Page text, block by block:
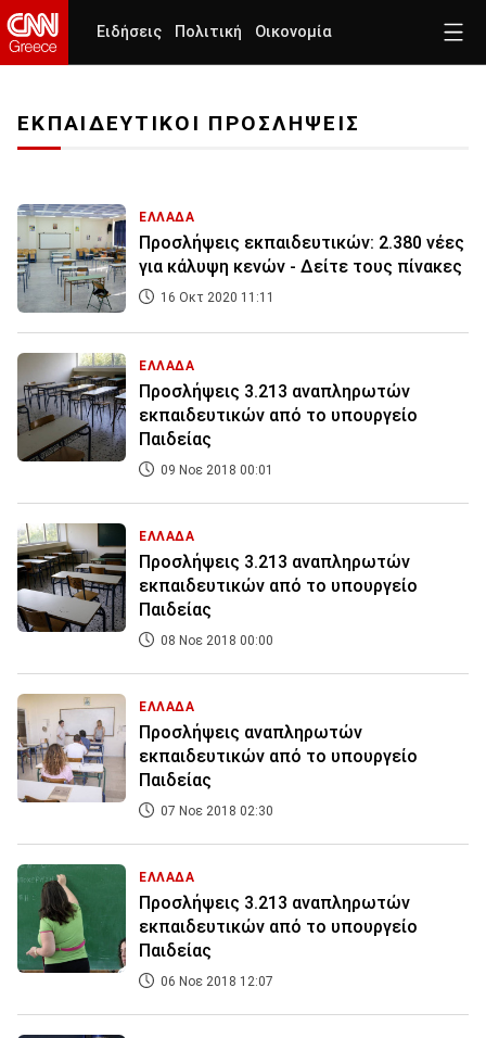
Ειδήσεις Πολιτική Οικονομία
ΕΚΠΑΙΔΕΥΤΙΚΟΙ ΠΡΟΣΛΗΨΕΙΣ
ΕΛΛΑΔΑ
Προσλήψεις εκπαιδευτικών: 2.380 νέες
για κάλυψη κενών - Δείτε τους πίνακες
16 Οκτ 2020 11:11
ΕΛΛΑΔΑ
Προσλήψεις 3.213 αναπληρωτών
εκπαιδευτικών από το υπουργείο
Παιδείας
09 Νοε 2018 00:01
ΕΛΛΑΔΑ
Προσλήψεις 3.213 αναπληρωτών
εκπαιδευτικών από το υπουργείο
Παιδείας
08 Νοε 2018 00:00
ΕΛΛΑΔΑ
Προσλήψεις αναπληρωτών
εκπαιδευτικών από το υπουργείο
Παιδείας
07 Νοε 2018 02:30
ΕΛΛΑΔΑ
Προσλήψεις 3.213 αναπληρωτών
εκπαιδευτικών από το υπουργείο
Παιδείας
06 Νοε 2018 12:07